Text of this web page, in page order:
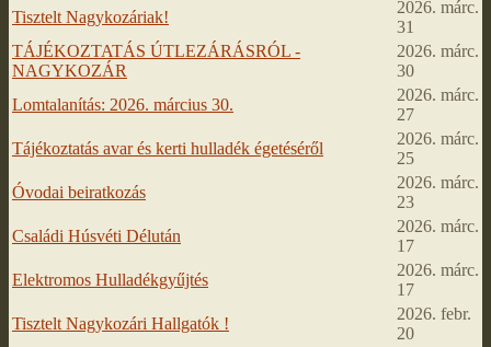
Tisztelt Nagykozáriak!
2026. márc.
31
TÁJÉKOZTATÁS ÚTLEZÁRÁSRÓL -
NAGYKOZÁR
2026. márc.
30
Lomtalanítás: 2026. március 30.
2026. márc.
27
Tájékoztatás avar és kerti hulladék égetéséről
2026. márc.
25
Óvodai beiratkozás
2026. márc.
23
Családi Húsvéti Délután
2026. márc.
17
Elektromos Hulladékgyűjtés
2026. márc.
17
Tisztelt Nagykozári Hallgatók !
2026. febr.
20